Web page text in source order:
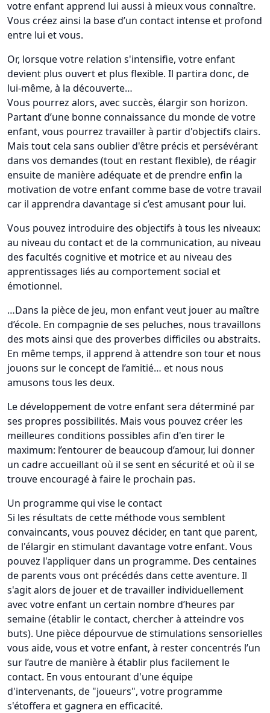
votre enfant apprend lui aussi à mieux vous connaître.
Vous créez ainsi la base d’un contact intense et profond
entre lui et vous.
Or, lorsque votre relation s'intensifie, votre enfant
devient plus ouvert et plus flexible. Il partira donc, de
lui-même, à la découverte…
Vous pourrez alors, avec succès, élargir son horizon.
Partant d’une bonne connaissance du monde de votre
enfant, vous pourrez travailler à partir d'objectifs clairs.
Mais tout cela sans oublier d'être précis et persévérant
dans vos demandes (tout en restant flexible), de réagir
ensuite de manière adéquate et de prendre enfin la
motivation de votre enfant comme base de votre travail
car il apprendra davantage si c’est amusant pour lui.
Vous pouvez introduire des objectifs à tous les niveaux:
au niveau du contact et de la communication, au niveau
des facultés cognitive et motrice et au niveau des
apprentissages liés au comportement social et
émotionnel.
…Dans la pièce de jeu, mon enfant veut jouer au maître
d’école. En compagnie de ses peluches, nous travaillons
des mots ainsi que des proverbes difficiles ou abstraits.
En même temps, il apprend à attendre son tour et nous
jouons sur le concept de l’amitié… et nous nous
amusons tous les deux.
Le développement de votre enfant sera déterminé par
ses propres possibilités. Mais vous pouvez créer les
meilleures conditions possibles afin d'en tirer le
maximum: l’entourer de beaucoup d’amour, lui donner
un cadre accueillant où il se sent en sécurité et où il se
trouve encouragé à faire le prochain pas.
Un programme qui vise le contact
Si les résultats de cette méthode vous semblent
convaincants, vous pouvez décider, en tant que parent,
de l'élargir en stimulant davantage votre enfant. Vous
pouvez l'appliquer dans un programme. Des centaines
de parents vous ont précédés dans cette aventure. Il
s'agit alors de jouer et de travailler individuellement
avec votre enfant un certain nombre d’heures par
semaine (établir le contact, chercher à atteindre vos
buts). Une pièce dépourvue de stimulations sensorielles
vous aide, vous et votre enfant, à rester concentrés l’un
sur l’autre de manière à établir plus facilement le
contact. En vous entourant d'une équipe
d'intervenants, de "joueurs", votre programme
s'étoffera et gagnera en efficacité.